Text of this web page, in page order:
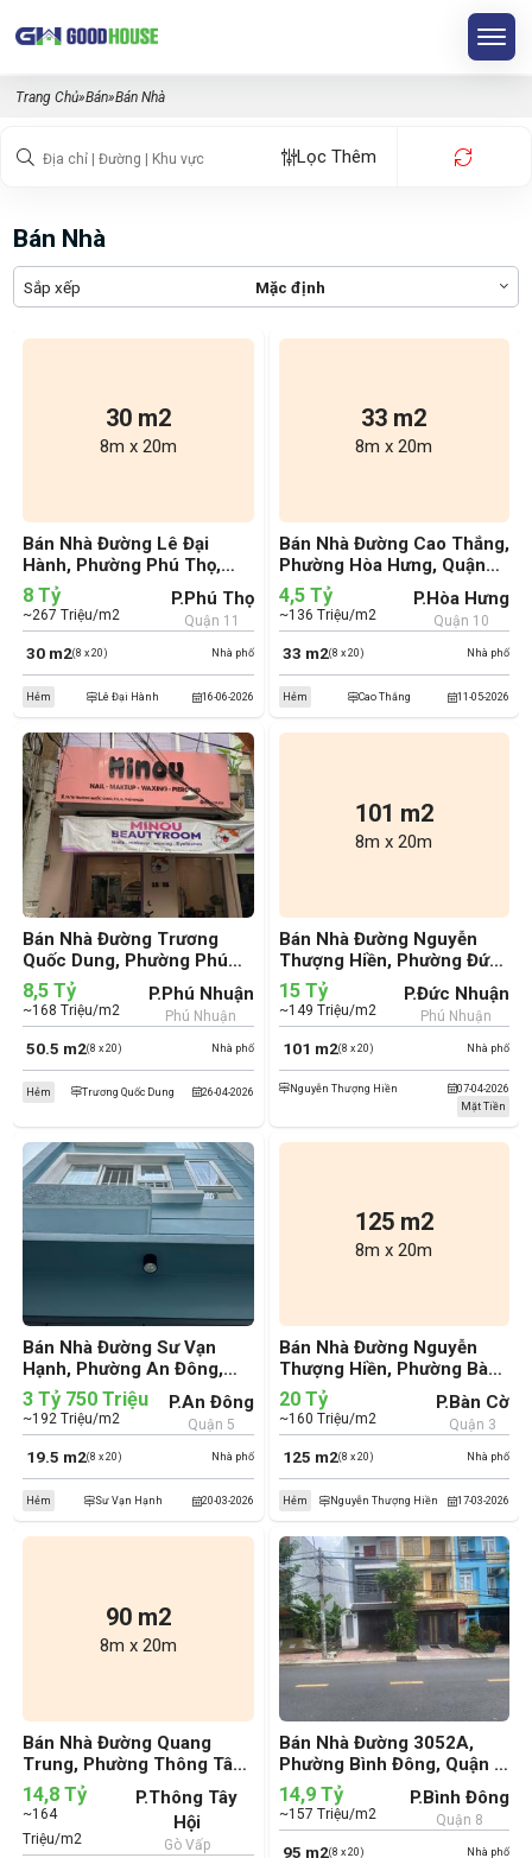
Trang Chủ»Bán»Bán Nhà
Lọc Thêm
Bán Nhà
Sắp xếp Mặc định
30 m2
8m x 20m
Bán Nhà Đường Lê Đại
Hành, Phường Phú Thọ,
Quận 11 (cũ)
Nhà phố
30 m2(8 x 20)
8 Tỷ
~267 Triệu/m2
P.Phú Thọ
Quận 11
16-06-2026
Hẻm Lê Đại Hành
33 m2
8m x 20m
Bán Nhà Đường Cao Thắng,
Phường Hòa Hưng, Quận
10 (cũ)
Nhà phố
33 m2(8 x 20)
4,5 Tỷ
~136 Triệu/m2
P.Hòa Hưng
Quận 10
11-05-2026
Hẻm Cao Thắng
Bán Nhà Đường Trương
Quốc Dung, Phường Phú
Nhuận, Quận Phú Nhuận
(cũ)
Nhà phố
50.5 m2(8 x 20)
8,5 Tỷ
~168 Triệu/m2
P.Phú Nhuận
Phú Nhuận
26-04-2026
Hẻm Trương Quốc Dung
101 m2
8m x 20m
Bán Nhà Đường Nguyễn
Thượng Hiền, Phường Đức
Nhuận, Quận Phú Nhuận
(cũ)
Nhà phố
101 m2(8 x 20)
15 Tỷ
~149 Triệu/m2
P.Đức Nhuận
Phú Nhuận
07-04-2026
Mặt Tiền
Nguyễn Thượng Hiền
Bán Nhà Đường Sư Vạn
Hạnh, Phường An Đông,
Quận 5 (cũ)
Nhà phố
19.5 m2(8 x 20)
3 Tỷ 750 Triệu
~192 Triệu/m2
P.An Đông
Quận 5
20-03-2026
Hẻm Sư Vạn Hạnh
125 m2
8m x 20m
Bán Nhà Đường Nguyễn
Thượng Hiền, Phường Bàn
Cờ, Quận 3 (cũ)
Nhà phố
125 m2(8 x 20)
20 Tỷ
~160 Triệu/m2
P.Bàn Cờ
Quận 3
17-03-2026
Hẻm Nguyễn Thượng Hiền
90 m2
8m x 20m
Bán Nhà Đường Quang
Trung, Phường Thông Tây
Hội, Quận Gò Vấp (cũ)
14,8 Tỷ
~164
Triệu/m2
P.Thông Tây
Hội
Gò Vấp
Bán Nhà Đường 3052A,
Phường Bình Đông, Quận 8
(cũ)
Nhà phố
95 m2(8 x 20)
14,9 Tỷ
~157 Triệu/m2
P.Bình Đông
Quận 8